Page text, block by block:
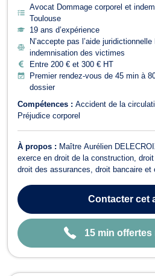
Avocat Dommage corporel et
Toulouse
19 ans d’expérience
N’accepte pas l’aide
indemnisation des victimes
Entre 200 € et 300 € HT
Premier rendez-vous de 45 min à
dossier
Compétences : Accident de la
Préjudice corporel
À propos : Maître Aurélien
exerce en droit de la construction,
droit des assurances, droit bancaire
problématiques liées aux retards de
crédit-...
Contactercet
15 min